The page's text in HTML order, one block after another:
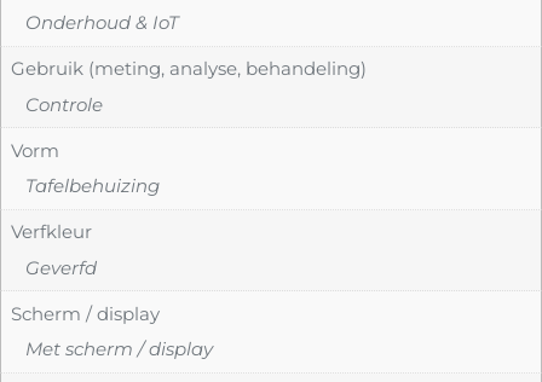
Onderhoud & IoT
Gebruik (meting, analyse, behandeling)
Controle
Vorm
Tafelbehuizing
Verfkleur
Geverfd
Scherm / display
Met scherm / display